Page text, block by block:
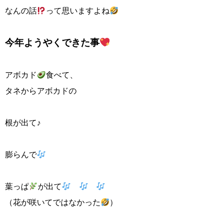
なんの話
って思いますよね
今年ようやくできた事
アボカド
食べて、
タネからアボカドの
根が出て♪
膨らんで
葉っぱ
が出て
（花が咲いてではなかった
）